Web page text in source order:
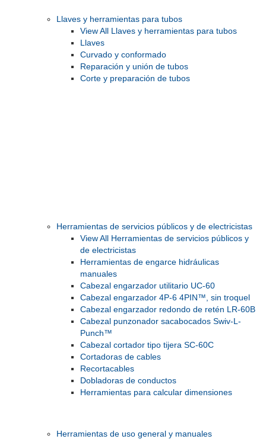
Llaves y herramientas para tubos
View All Llaves y herramientas para tubos
Llaves
Curvado y conformado
Reparación y unión de tubos
Corte y preparación de tubos
Herramientas de servicios públicos y de electricistas
View All Herramientas de servicios públicos y
de electricistas
Herramientas de engarce hidráulicas
manuales
Cabezal engarzador utilitario UC-60
Cabezal engarzador 4P-6 4PIN™, sin troquel
Cabezal engarzador redondo de retén LR-60B
Cabezal punzonador sacabocados Swiv-L-
Punch™
Cabezal cortador tipo tijera SC-60C
Cortadoras de cables
Recortacables
Dobladoras de conductos
Herramientas para calcular dimensiones
Herramientas de uso general y manuales